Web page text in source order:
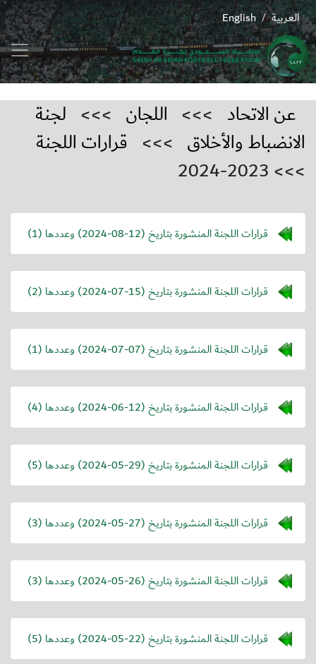
English / العربية
عن الاتحاد >>> اللجان >>> لجنة
الانضباط والأخلاق >>> قرارات اللجنة
>>> 2023-2024
قرارات اللجنة المنشورة بتاريخ (2024-08-12) وعددها (1)
قرارات اللجنة المنشورة بتاريخ (2024-07-15) وعددها (2)
قرارات اللجنة المنشورة بتاريخ (2024-07-07) وعددها (1)
قرارات اللجنة المنشورة بتاريخ (2024-06-12) وعددها (4)
قرارات اللجنة المنشورة بتاريخ (2024-05-29) وعددها (5)
قرارات اللجنة المنشورة بتاريخ (2024-05-27) وعددها (3)
قرارات اللجنة المنشورة بتاريخ (2024-05-26) وعددها (3)
قرارات اللجنة المنشورة بتاريخ (2024-05-22) وعددها (5)